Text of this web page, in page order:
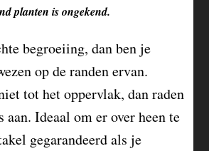
planten is ongekend.
begroeiing, dan ben je
op de randen ervan.
tot het oppervlak, dan raden
aan. Ideaal om er over heen te
gegarandeerd als je